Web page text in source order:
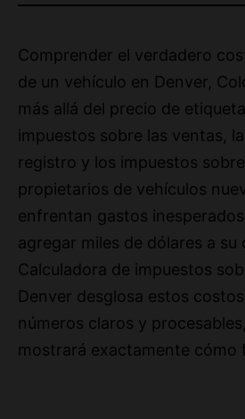
Comprender el verdadero
de un vehículo en Denver,
más allá del precio de
impuestos sobre las ventas,
registro y los impuestos
propietarios de vehículos
enfrentan gastos
agregar miles de dólares a su
Calculadora de impuestos
Denver desglosa estos
números claros y
mostrará exactamente cómo